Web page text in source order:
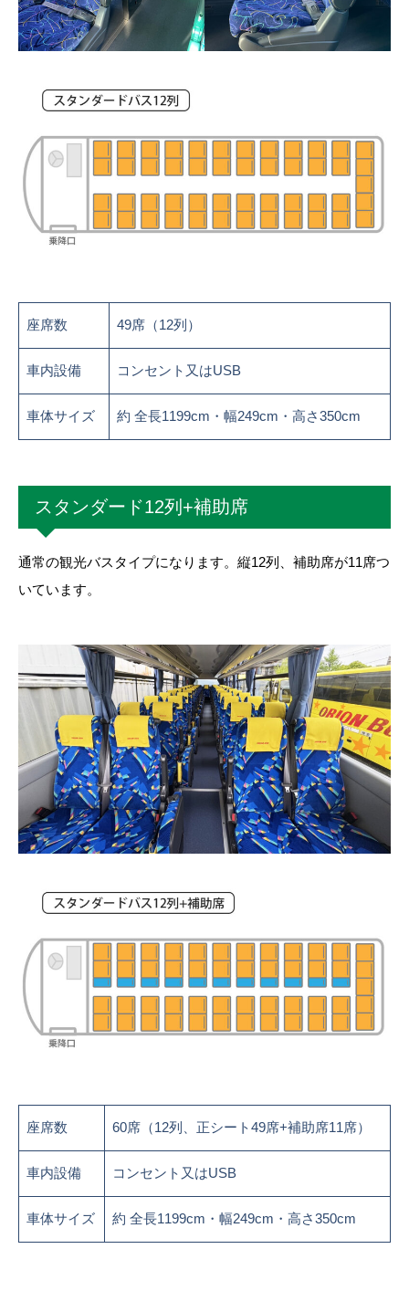
座席数 49席（12列）
車内設備 コンセント又はUSB
車体サイズ 約 全長1199cm・幅249cm・高さ350cm
スタンダード12列+補助席
通常の観光バスタイプになります。縦12列、補助席が11席つ
いています。
座席数 60席（12列、正シート49席+補助席11席）
車内設備 コンセント又はUSB
車体サイズ 約 全長1199cm・幅249cm・高さ350cm